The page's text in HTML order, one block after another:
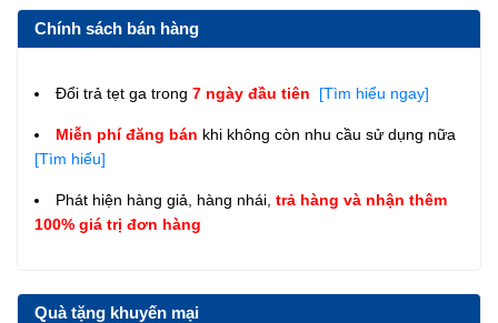
Chính sách bán hàng
Đổi trả tẹt ga trong 7 ngày đầu tiên [Tìm hiểu ngay]
Miễn phí đăng bán khi không còn nhu cầu sử dụng nữa
[Tìm hiểu]
Phát hiện hàng giả, hàng nhái, trả hàng và nhận thêm
100% giá trị đơn hàng
Quà tặng khuyến mại